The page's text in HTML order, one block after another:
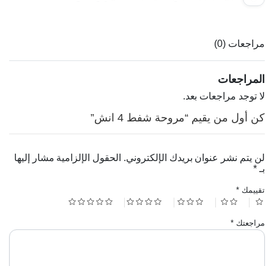
مراجعات (0)
المراجعات
لا توجد مراجعات بعد.
كن أول من يقيم “مروحة شفط 4 انش”
لن يتم نشر عنوان بريدك الإلكتروني. الحقول الإلزامية مشار إليها
بـ *
تقييمك *
مراجعتك *